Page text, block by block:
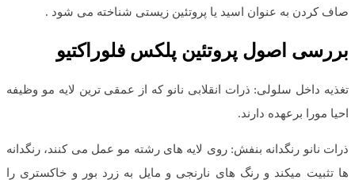
صاف کردن به عنوان اسید یا پروتئین زیستی شناخته می شود .
بررسی اصول پروتئین پلکس فلوراکتیو
تغذیه داخل سلولی: ذرات انقلابی نانو که از عمقی ترین لایه مو وظیفه
احیا مورا برعهده دارند.
ذرات نانو رنگدانه بنفش: روی لایه های رشته مو عمل می کنند، رنگدانه
ها تثبیت میکند و رنگ های نارنجی و مایل به زرد بور و خاکستری را